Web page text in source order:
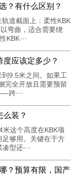
？有什么区别？
道截面上：柔性KBK
弯曲，适合需要绕
应该定多少？
9.5米之间。如果工
完全开放且需要预留
跨···
装？
这个高度在KBK项
够用。关键在于方
型还···
？预算有限，国产